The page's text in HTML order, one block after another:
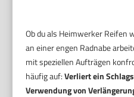
Ob du als Heimwerker Reifen
an einer engen Radnabe
mit speziellen Aufträgen
häufig auf:Verliert ein
Verwendung von